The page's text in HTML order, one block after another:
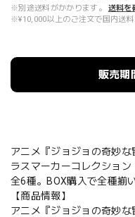
※別途送料がかかります。
送料を
※¥10,000以上のご注文で国内送料
販売期
アニメ『ジョジョの奇妙
ラスマーカーコレクション
全6種。BOX購入で全種揃
【商品情報】
アニメ『ジョジョの奇妙